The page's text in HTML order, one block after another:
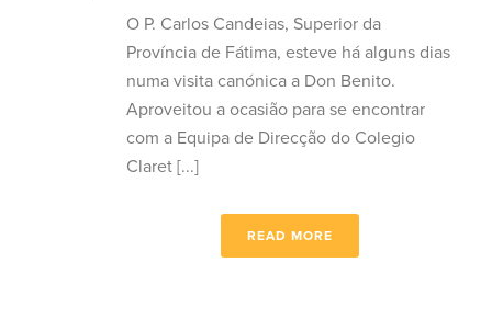
O P. Carlos Candeias, Superior da
Província de Fátima, esteve há alguns dias
numa visita canónica a Don Benito.
Aproveitou a ocasião para se encontrar
com a Equipa de Direcção do Colegio
Claret [...]
READ MORE